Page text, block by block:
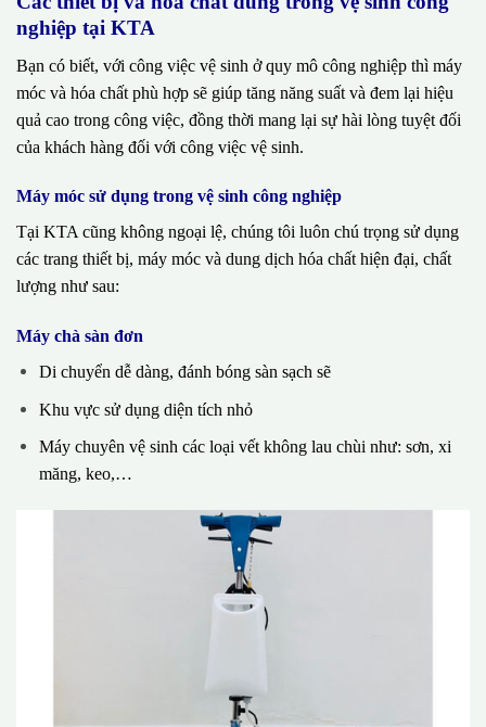
nghiệp tại KTA
Bạn có biết, với công việc vệ sinh ở quy mô công nghiệp thì máy
móc và hóa chất phù hợp sẽ giúp tăng năng suất và đem lại hiệu
quả cao trong công việc, đồng thời mang lại sự hài lòng tuyệt đối
của khách hàng đối với công việc vệ sinh.
Máy móc sử dụng trong vệ sinh công nghiệp
Tại KTA cũng không ngoại lệ, chúng tôi luôn chú trọng sử dụng
các trang thiết bị, máy móc và dung dịch hóa chất hiện đại, chất
lượng như sau:
Máy chà sàn đơn
Di chuyển dễ dàng, đánh bóng sàn sạch sẽ
Khu vực sử dụng diện tích nhỏ
Máy chuyên vệ sinh các loại vết không lau chùi như: sơn, xi
măng, keo,…